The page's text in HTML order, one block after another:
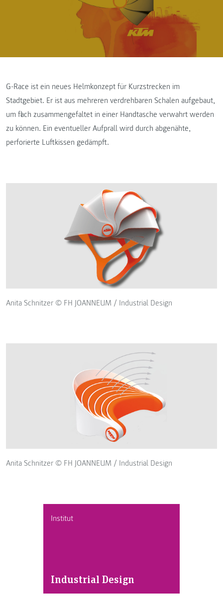
Institut
Industrial Design
G-Race ist ein neues Helmkonzept für Kurzstrecken im
Stadtgebiet. Er ist aus mehreren verdrehbaren Schalen aufgebaut,
um flach zusammengefaltet in einer Handtasche verwahrt werden
zu können. Ein eventueller Aufprall wird durch abgenähte,
perforierte Luftkissen gedämpft.
Anita Schnitzer © FH JOANNEUM / Industrial Design
Anita Schnitzer © FH JOANNEUM / Industrial Design